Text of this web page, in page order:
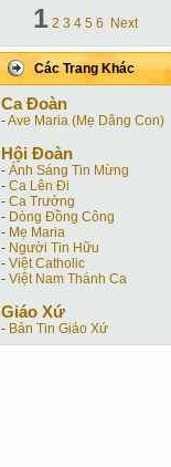
1 2 3 4 5 6 Next
Các Trang Khác
Ca Ðoàn
-Ave Maria (Mẹ Dâng Con)
Hội Ðoàn
- Ánh Sáng Tin Mừng
- Ca Lên Đi
- Ca Trưởng
- Dòng Đồng Công
- Mẹ Maria
- Người Tin Hữu
- Việt Catholic
- Việt Nam Thánh Ca
Giáo Xứ
- Bản Tin Giáo Xứ